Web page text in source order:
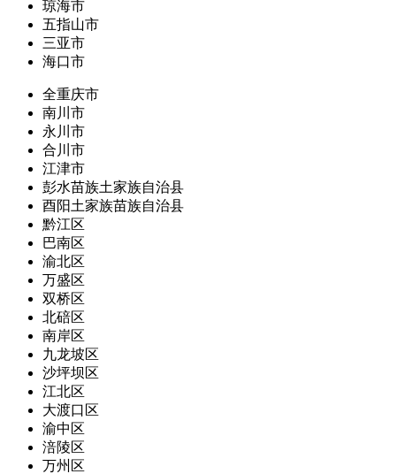
琼海市
五指山市
三亚市
海口市
全重庆市
南川市
永川市
合川市
江津市
彭水苗族土家族自治县
酉阳土家族苗族自治县
黔江区
巴南区
渝北区
万盛区
双桥区
北碚区
南岸区
九龙坡区
沙坪坝区
江北区
大渡口区
渝中区
涪陵区
万州区